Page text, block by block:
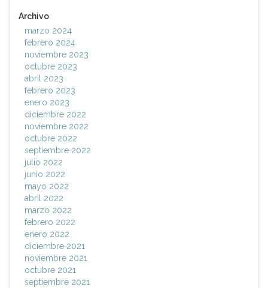
Archivo
marzo 2024
febrero 2024
noviembre 2023
octubre 2023
abril 2023
febrero 2023
enero 2023
diciembre 2022
noviembre 2022
octubre 2022
septiembre 2022
julio 2022
junio 2022
mayo 2022
abril 2022
marzo 2022
febrero 2022
enero 2022
diciembre 2021
noviembre 2021
octubre 2021
septiembre 2021